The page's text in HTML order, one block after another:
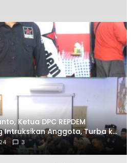
Ketua DPC REPDEM
Intruksikan Anggota, Turba ke
Dan Jalani Apa Yang di
3